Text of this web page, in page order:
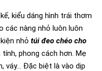
kiểu dáng hình trái thơm
các nàng nhỏ luôn luôn
nhỏ túi đeo chéo cho
phong cách hơn. Mẹ
váy... Đặc biệt là vào dịp